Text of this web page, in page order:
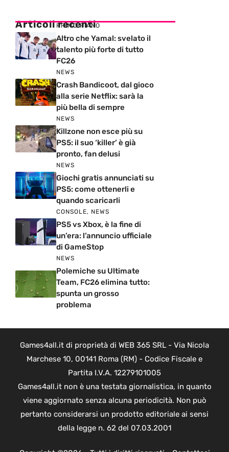
Articoli recenti
PRIMO PIANO
Altro che Yamal: svelato il
talento più forte di tutto
FC26
NEWS
Crash Bandicoot, dal gioco
alla serie Netflix: sarà la
più bella di sempre
NEWS
Killzone non esce più su
PS5: il suo ‘killer’ è già
pronto, fan delusi
NEWS
Giochi gratis annunciati su
PS5: come ottenerli e
quando scaricarli
CONSOLE, NEWS
PS5 vs Xbox, è la fine di
un’era: l’annuncio ufficiale
di GameStop
NEWS
Polemiche su Ultimate
Team, FC26 elimina tutto:
spunta un grosso
problema
Games4all.it di proprietà di WEB 365 SRL - Via Nicola
Marchese 10, 00141 Roma (RM) - Codice Fiscale e
Partita I.V.A. 12279101005
Games4all.it non è una testata giornalistica, in quanto
viene aggiornato senza alcuna periodicità. Non può
pertanto considerarsi un prodotto editoriale ai sensi
della legge n. 62 del 07.03.2001